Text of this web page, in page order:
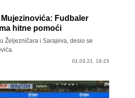
Fudbaler
hitne pomoći
Željezničara i Sarajeva, desio se
01.03.21. 19:23